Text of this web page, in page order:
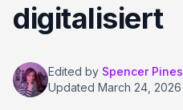
digitalisiert
Edited by Spencer Pines
Updated March 24, 2026